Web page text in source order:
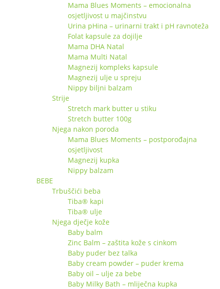
Mama Blues Moments – emocionalna
osjetljivost u majčinstvu
Urina pHina – urinarni trakt i pH ravnoteža
Folat kapsule za dojilje
Mama DHA Natal
Mama Multi Natal
Magnezij kompleks kapsule
Magnezij ulje u spreju
Nippy biljni balzam
Strije
Stretch mark butter u stiku
Stretch butter 100g
Njega nakon poroda
Mama Blues Moments – postporođajna
osjetljivost
Magnezij kupka
Nippy balzam
BEBE
Trbuščići beba
Tiba® kapi
Tiba® ulje
Njega dječje kože
Baby balm
Zinc Balm – zaštita kože s cinkom
Baby puder bez talka
Baby cream powder – puder krema
Baby oil – ulje za bebe
Baby Milky Bath – mliječna kupka